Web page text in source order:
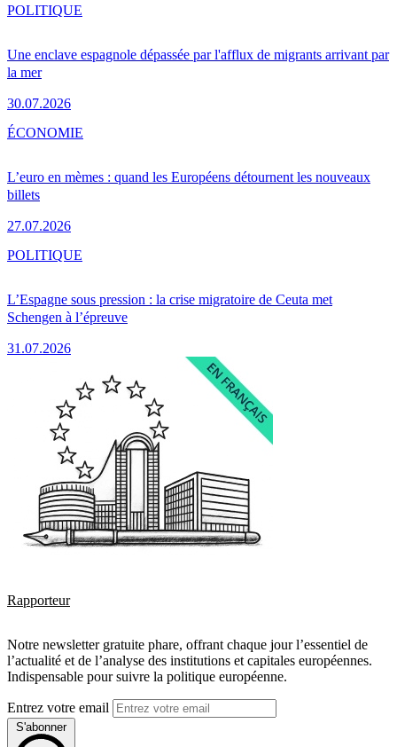
Une enclave espagnole dépassée par l'afflux de migrants arrivant par
la mer
30.07.2026
POLITIQUE
L’euro en mèmes : quand les Européens détournent les nouveaux
billets
27.07.2026
ÉCONOMIE
L’Espagne sous pression : la crise migratoire de Ceuta met
Schengen à l’épreuve
31.07.2026
POLITIQUE
Rapporteur
Notre newsletter gratuite phare, offrant chaque jour l’essentiel de
l’actualité et de l’analyse des institutions et capitales européennes.
Indispensable pour suivre la politique européenne.
Entrez votre email
S'abonner